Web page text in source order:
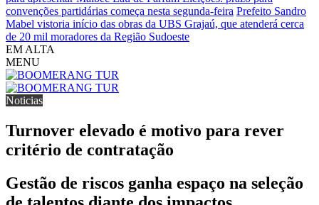
convenções partidárias começa nesta segunda-feira Prefeito Sandro
Mabel vistoria início das obras da UBS Grajaú, que atenderá cerca
de 20 mil moradores da Região Sudoeste
EM ALTA
MENU
Noticias
Turnover elevado é motivo para rever
critério de contratação
Gestão de riscos ganha espaço na seleção